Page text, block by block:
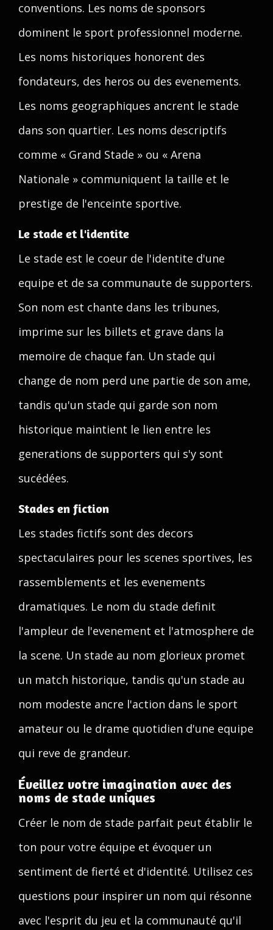
conventions. Les noms de sponsors
dominent le sport professionnel moderne.
Les noms historiques honorent des
fondateurs, des heros ou des evenements.
Les noms geographiques ancrent le stade
dans son quartier. Les noms descriptifs
comme « Grand Stade » ou « Arena
Nationale » communiquent la taille et le
prestige de l'enceinte sportive.
Le stade et l'identite
Le stade est le coeur de l'identite d'une
equipe et de sa communaute de supporters.
Son nom est chante dans les tribunes,
imprime sur les billets et grave dans la
memoire de chaque fan. Un stade qui
change de nom perd une partie de son ame,
tandis qu'un stade qui garde son nom
historique maintient le lien entre les
generations de supporters qui s'y sont
sucédées.
Stades en fiction
Les stades fictifs sont des decors
spectaculaires pour les scenes sportives, les
rassemblements et les evenements
dramatiques. Le nom du stade definit
l'ampleur de l'evenement et l'atmosphere de
la scene. Un stade au nom glorieux promet
un match historique, tandis qu'un stade au
nom modeste ancre l'action dans le sport
amateur ou le drame quotidien d'une equipe
qui reve de grandeur.
Éveillez votre imagination avec des
noms de stade uniques
Créer le nom de stade parfait peut établir le
ton pour votre équipe et évoquer un
sentiment de fierté et d'identité. Utilisez ces
questions pour inspirer un nom qui résonne
avec l'esprit du jeu et la communauté qu'il